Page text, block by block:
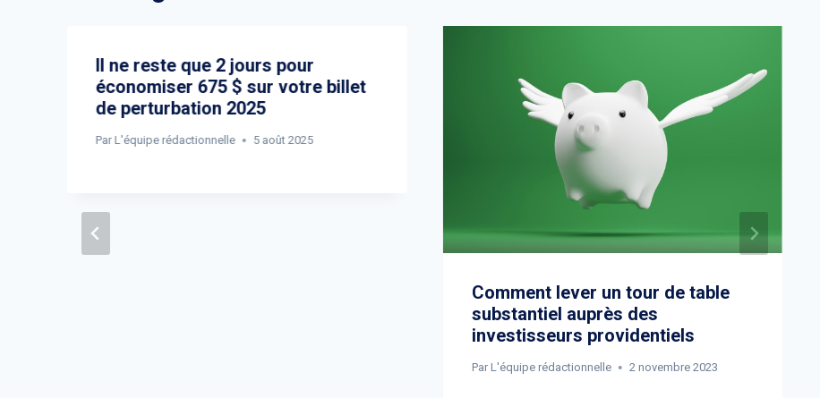
Il ne reste que 2 jours pour
économiser 675 $ sur votre billet
de perturbation 2025
Par L'équipe rédactionnelle 5 août 2025
Comment lever un tour de table
substantiel auprès des
investisseurs providentiels
Par L'équipe rédactionnelle 2 novembre 2023